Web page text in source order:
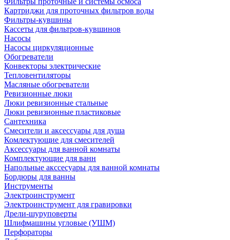
Картриджи для проточных фильтров воды
Фильтры-кувшины
Кассеты для фильтров-кувшинов
Насосы
Насосы циркуляционные
Обогреватели
Конвекторы электрические
Тепловентиляторы
Масляные обогреватели
Ревизионные люки
Люки ревизионные стальные
Люки ревизионные пластиковые
Сантехника
Смесители и аксессуары для душа
Комлектующие для смесителей
Аксессуары для ванной комнаты
Комплектующие для ванн
Напольные акссесуары для ванной комнаты
Бордюры для ванны
Инструменты
Электроинструмент
Электроинструмент для гравировки
Дрели-шуруповерты
Шлифмашины угловые (УШМ)
Перфораторы